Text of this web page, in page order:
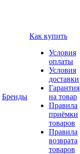
Бренды
Как купить
Условия
оплаты
Условия
доставки
Гарантия
на товар
Правила
приёмки
товаров
Правила
возврата
товаров